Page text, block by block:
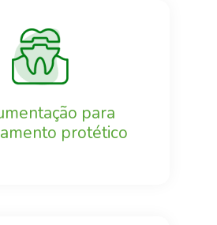
para
protético